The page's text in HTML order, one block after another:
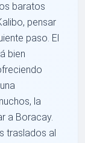
baratos
pensar
paso. El
bien
la
a Boracay.
traslados al